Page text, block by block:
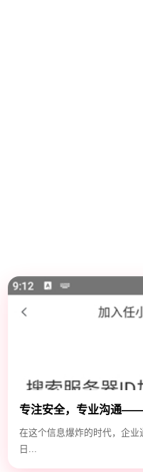
专注安全，专业沟通
安全守护神
在这个信息爆炸的时代，企
日...